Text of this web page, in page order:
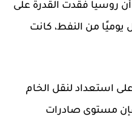
أن روسيا فقدت القدرة على
يوميًا من النفط، كانت
استعداد لنقل الخام
فإن مستوى صادرات